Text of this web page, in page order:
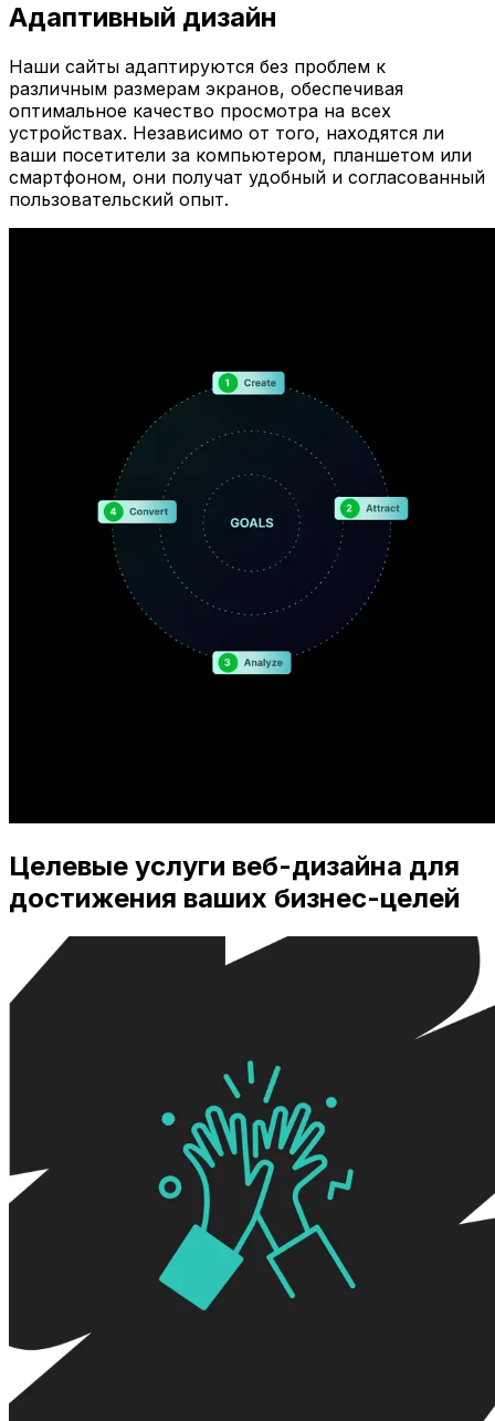
Адаптивный дизайн
Наши сайты адаптируются без проблем к
различным размерам экранов, обеспечивая
оптимальное качество просмотра на всех
устройствах. Независимо от того, находятся ли
ваши посетители за компьютером, планшетом или
смартфоном, они получат удобный и согласованный
пользовательский опыт.
Целевые услуги веб-дизайна для
достижения ваших бизнес-целей